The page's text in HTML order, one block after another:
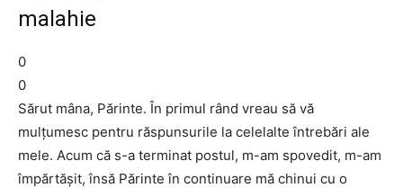
malahie
0
0
Sărut mâna, Părinte. În primul rând vreau să vă
mulţumesc pentru răspunsurile la celelalte întrebări ale
mele. Acum că s-a terminat postul, m-am spovedit, m-am
împărtăşit, însă Părinte în continuare mă chinui cu o